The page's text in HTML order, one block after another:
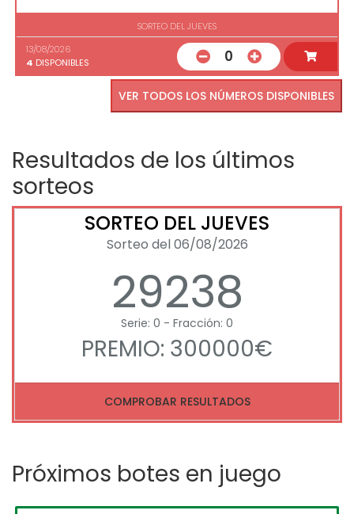
SORTEO DEL JUEVES
13/08/2026
4 DISPONIBLES 0
VER TODOS LOS NÚMEROS DISPONIBLES
Resultados de los últimos
sorteos
SORTEO DEL JUEVES
Sorteo del 06/08/2026
29238
Serie: 0 - Fracción: 0
PREMIO: 300000€
COMPROBAR RESULTADOS
Próximos botes en juego